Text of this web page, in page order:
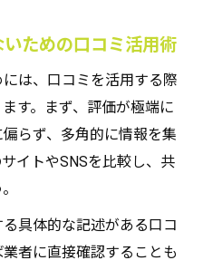
ための口コミ活用術
は、口コミを活用する際
す。まず、評価が極端に
らず、多角的に情報を集
イトやSNSを比較し、共
具体的な記述がある口コ
者に直接確認することも